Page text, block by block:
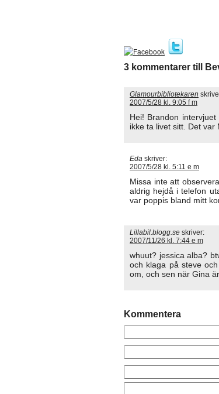
3 kommentarer till
Glamourbibliotekaren
2007/5/28 kl. 9:05 f m
Hei! Brandon
ikke ta livet sitt. Det var
Eda skriver:
2007/5/28 kl. 5:11 e m
Missa inte att
aldrig hejdå i telefon
var poppis bland mitt
Lillabil.blogg.se skriver:
2007/11/26 kl. 7:44 e m
whuut? jessica alba?
och klaga på steve
om, och sen när Gina
Kommentera